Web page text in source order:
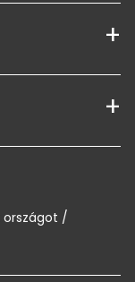
országot /